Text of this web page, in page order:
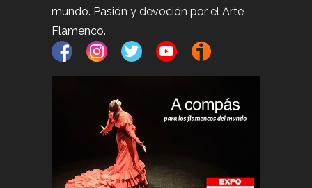
mundo. Pasión y devoción por el Arte
Flamenco.